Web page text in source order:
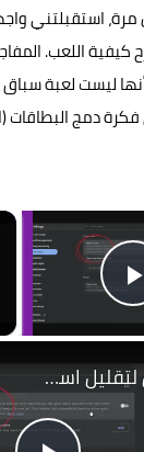
مرة، استقبلتني
اللعب.
ليست لعبة
دمج البطاقات
Play Video
دليل شامل لتقليل استهلاك جوجل كروم للرام والمعالج